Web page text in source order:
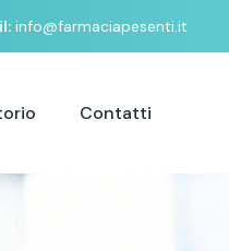
info@farmaciapesenti.it
Contatti